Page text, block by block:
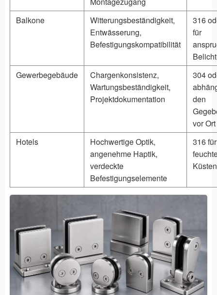
Balkone
Witterungsbeständigkeit,
Entwässerung,
Befestigungskompatibilität
316
für
Gewerbegebäude
Chargenkonsistenz,
Wartungsbeständigkeit,
Projektdokumentation
304
den
vor Ort
Hotels
Hochwertige Optik,
angenehme Haptik,
verdeckte
Befestigungselemente
316